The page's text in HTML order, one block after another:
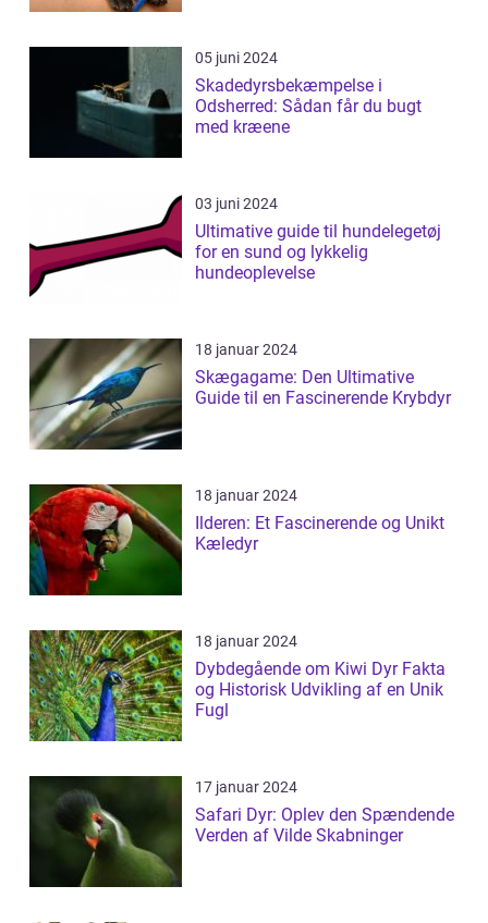
05 juni 2024
Skadedyrsbekæmpelse i
Odsherred: Sådan får du bugt
med kræene
03 juni 2024
Ultimative guide til hundelegetøj
for en sund og lykkelig
hundeoplevelse
18 januar 2024
Skægagame: Den Ultimative
Guide til en Fascinerende Krybdyr
18 januar 2024
Ilderen: Et Fascinerende og Unikt
Kæledyr
18 januar 2024
Dybdegående om Kiwi Dyr Fakta
og Historisk Udvikling af en Unik
Fugl
17 januar 2024
Safari Dyr: Oplev den Spændende
Verden af Vilde Skabninger